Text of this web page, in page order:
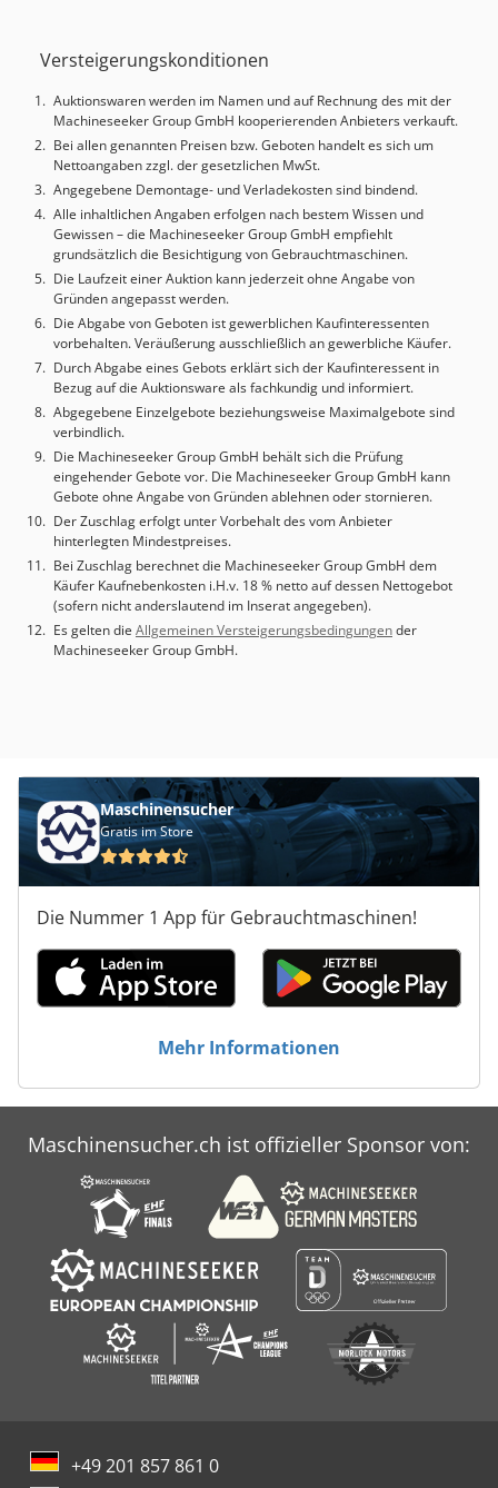
Versteigerungskonditionen
Auktionswaren werden im Namen und auf Rechnung des mit der
Machineseeker Group GmbH kooperierenden Anbieters verkauft.
Bei allen genannten Preisen bzw. Geboten handelt es sich um
Nettoangaben zzgl. der gesetzlichen MwSt.
Angegebene Demontage- und Verladekosten sind bindend.
Alle inhaltlichen Angaben erfolgen nach bestem Wissen und
Gewissen – die Machineseeker Group GmbH empfiehlt
grundsätzlich die Besichtigung von Gebrauchtmaschinen.
Die Laufzeit einer Auktion kann jederzeit ohne Angabe von
Gründen angepasst werden.
Die Abgabe von Geboten ist gewerblichen Kaufinteressenten
vorbehalten. Veräußerung ausschließlich an gewerbliche Käufer.
Durch Abgabe eines Gebots erklärt sich der Kaufinteressent in
Bezug auf die Auktionsware als fachkundig und informiert.
Abgegebene Einzelgebote beziehungsweise Maximalgebote sind
verbindlich.
Die Machineseeker Group GmbH behält sich die Prüfung
eingehender Gebote vor. Die Machineseeker Group GmbH kann
Gebote ohne Angabe von Gründen ablehnen oder stornieren.
Der Zuschlag erfolgt unter Vorbehalt des vom Anbieter
hinterlegten Mindestpreises.
Bei Zuschlag berechnet die Machineseeker Group GmbH dem
Käufer Kaufnebenkosten i.H.v. 18 % netto auf dessen Nettogebot
(sofern nicht anderslautend im Inserat angegeben).
Es gelten die Allgemeinen Versteigerungsbedingungender
Machineseeker Group GmbH.
Maschinensucher
Gratis im Store
Die Nummer 1 App für Gebrauchtmaschinen!
Mehr Informationen
Maschinensucher.ch ist offizieller Sponsor von:
+49 201 857 861 0